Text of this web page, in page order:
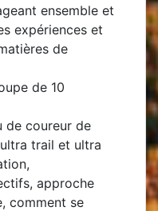
ensemble et
expériences et
de
de 10
de coureur de
trail et ultra
approche
comment se